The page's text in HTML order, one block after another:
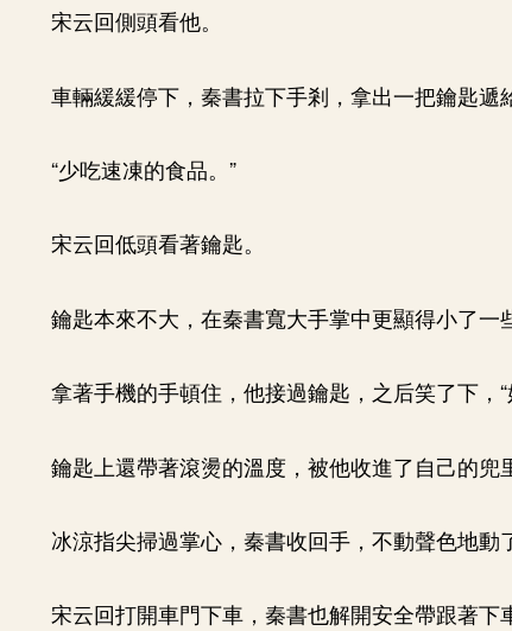
宋云回側頭看他。
車輛緩緩停下，秦書拉下手剎，拿出一把鑰匙遞
“少吃速凍的食品。”
宋云回低頭看著鑰匙。
鑰匙本來不大，在秦書寬大手掌中更顯得小了一
拿著手機的手頓住，他接過鑰匙，之后笑了下，“
鑰匙上還帶著滾燙的溫度，被他收進了自己的兜
冰涼指尖掃過掌心，秦書收回手，不動聲色地動
宋云回打開車門下車，秦書也解開安全帶跟著